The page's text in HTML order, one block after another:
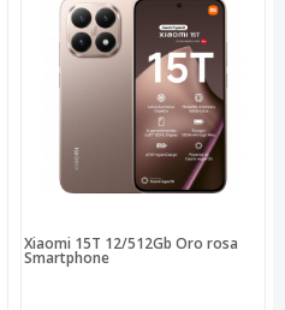
Xiaomi 15T 12/512Gb Oro rosa
Smartphone